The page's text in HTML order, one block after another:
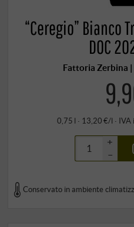
“Ceregio” Bianco
DOC
Fattoria Zerbina
0,75 l · 13,20 €/l · IVA
+
–
Conservato in ambiente